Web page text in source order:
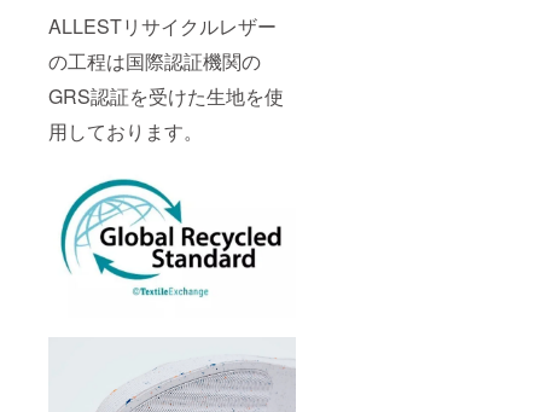
ALLESTリサイクルレザー
の工程は国際認証機関の
GRS認証を受けた生地を使
用しております。